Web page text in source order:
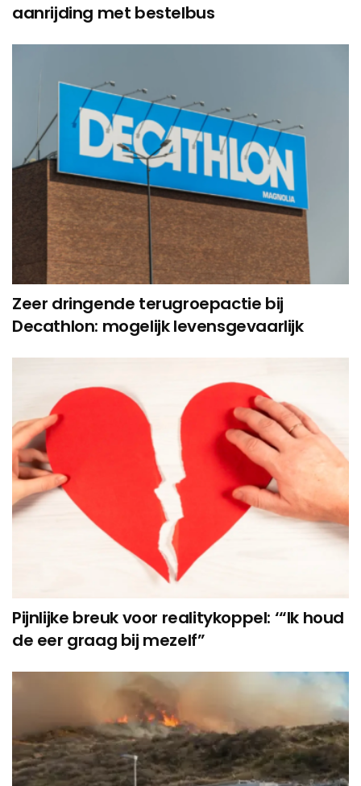
aanrijding met bestelbus
Zeer dringende terugroepactie bij
Decathlon: mogelijk levensgevaarlijk
Pijnlijke breuk voor realitykoppel: ‘“Ik houd
de eer graag bij mezelf”